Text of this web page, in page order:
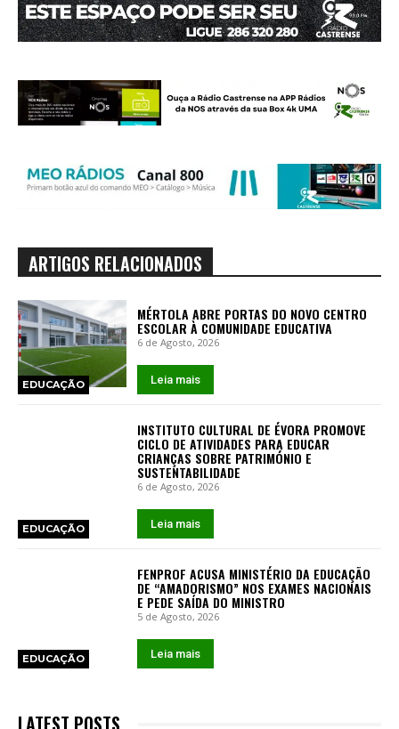
ARTIGOS RELACIONADOS
EDUCAÇÃO
MÉRTOLA ABRE PORTAS DO NOVO CENTRO
ESCOLAR À COMUNIDADE EDUCATIVA
6 de Agosto, 2026
Leia mais
EDUCAÇÃO
INSTITUTO CULTURAL DE ÉVORA PROMOVE
CICLO DE ATIVIDADES PARA EDUCAR
CRIANÇAS SOBRE PATRIMÓNIO E
SUSTENTABILIDADE
6 de Agosto, 2026
Leia mais
EDUCAÇÃO
FENPROF ACUSA MINISTÉRIO DA EDUCAÇÃO
DE “AMADORISMO” NOS EXAMES NACIONAIS
E PEDE SAÍDA DO MINISTRO
5 de Agosto, 2026
Leia mais